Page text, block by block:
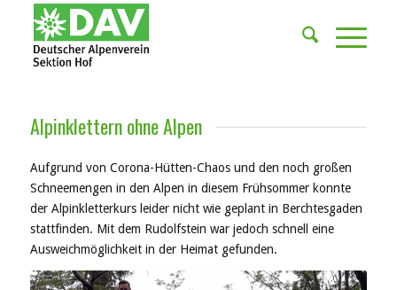
Alpinklettern ohne Alpen
Aufgrund von Corona-Hütten-Chaos und den noch großen
Schneemengen in den Alpen in diesem Frühsommer konnte
der Alpinkletterkurs leider nicht wie geplant in Berchtesgaden
stattfinden. Mit dem Rudolfstein war jedoch schnell eine
Ausweichmöglichkeit in der Heimat gefunden.